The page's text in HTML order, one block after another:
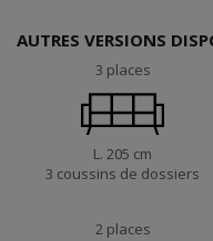
AUTRES VERSIONS
3 places
L. 205 cm
3 coussins de dossiers
2 places